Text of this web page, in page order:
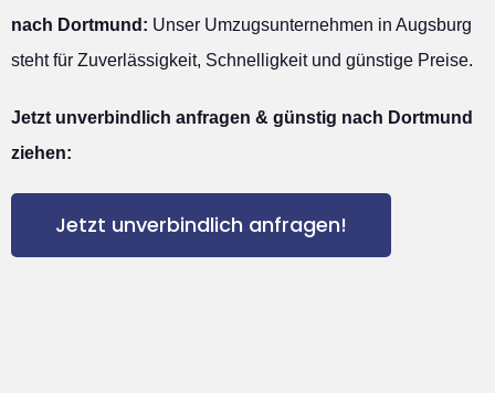
nach Dortmund: Unser Umzugsunternehmen in Augsburg
steht für Zuverlässigkeit, Schnelligkeit und günstige Preise.
Jetzt unverbindlich anfragen & günstig nach Dortmund
ziehen:
Jetzt unverbindlich anfragen!